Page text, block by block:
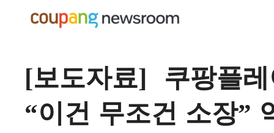
[보도자료] 쿠팡플
“이건 무조건 소장”